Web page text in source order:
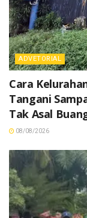
ADVETORIAL
Cara
Tangani
Tak Asal
08/08/2026